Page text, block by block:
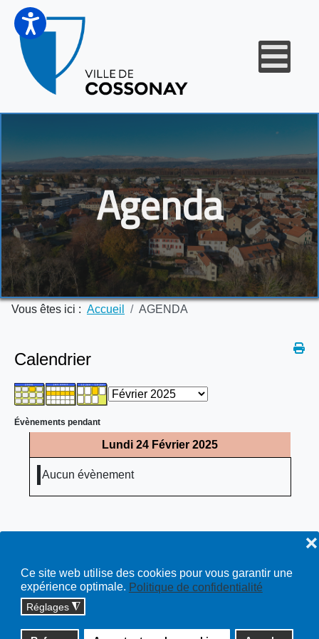
Ce site web utilise des cookies pour vous garantir une
expérience optimale. Politique de confidentialité
Réglages ◮
❌
Agenda
Vous êtes ici : Accueil AGENDA
Calendrier
Évènements pendant
Lundi 24 Février 2025
Aucun évènement
Copyright © 2026 cossonay.ch - tous droits réservés | site :